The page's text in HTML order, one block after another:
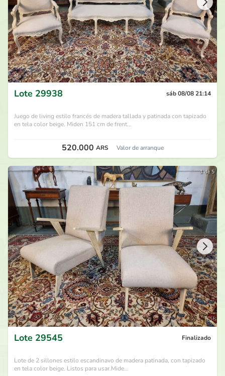
Lote 29938 sáb 08/08 21:14
Juego de living estilo francés de madera tallada y patinada con tapizado
en tela color beige. Miden 151 cm de frent...
520.000 ARS Valor de arranque
1 de 5
Lote 29545 Finalizado
Lote de 2 sillones estilo escandinavo de madera patinada, con tapizado
en tela color beige. Listos para usar.Mide...